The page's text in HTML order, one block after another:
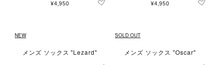
¥4,950 ¥4,950
NEW
メンズ ソックス "Lezard"
SOLD OUT
メンズ ソックス "Oscar"